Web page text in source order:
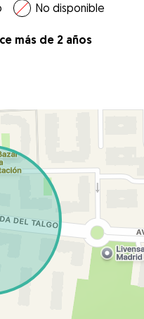
No disponible
más de 2 años